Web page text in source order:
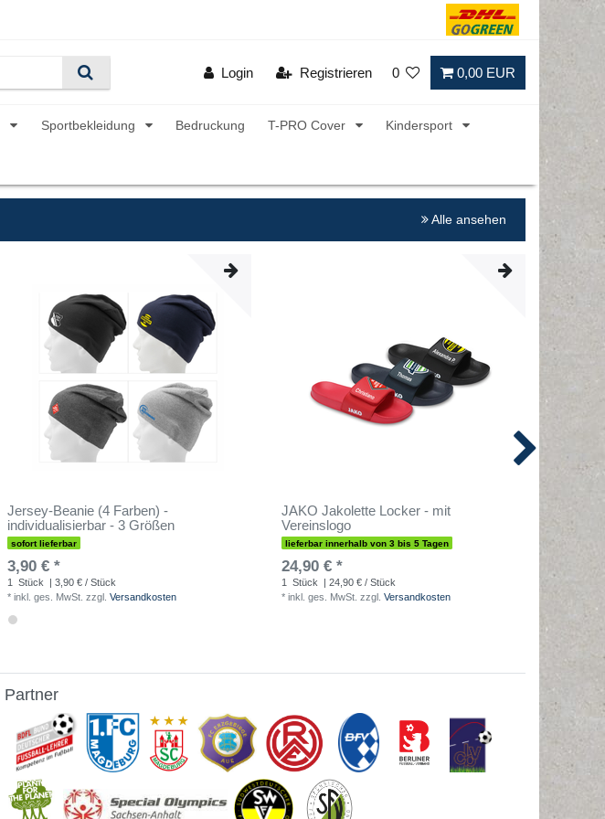
Login Registrieren 0 0,00 EUR
Sportbekleidung Bedruckung T-PRO Cover Kindersport
Alle ansehen
Jersey-Beanie (4 Farben) -
individualisierbar - 3 Größen
sofort lieferbar
3,90 € *
1 Stück
| 3,90 € / Stück
* inkl. ges. MwSt. zzgl. Versandkosten
JAKO Jakolette Locker - mit
Vereinslogo
lieferbar innerhalb von 3 bis 5 Tagen
24,90 € *
1 Stück
| 24,90 € / Stück
* inkl. ges. MwSt. zzgl. Versandkosten
für
inkl.
Partner